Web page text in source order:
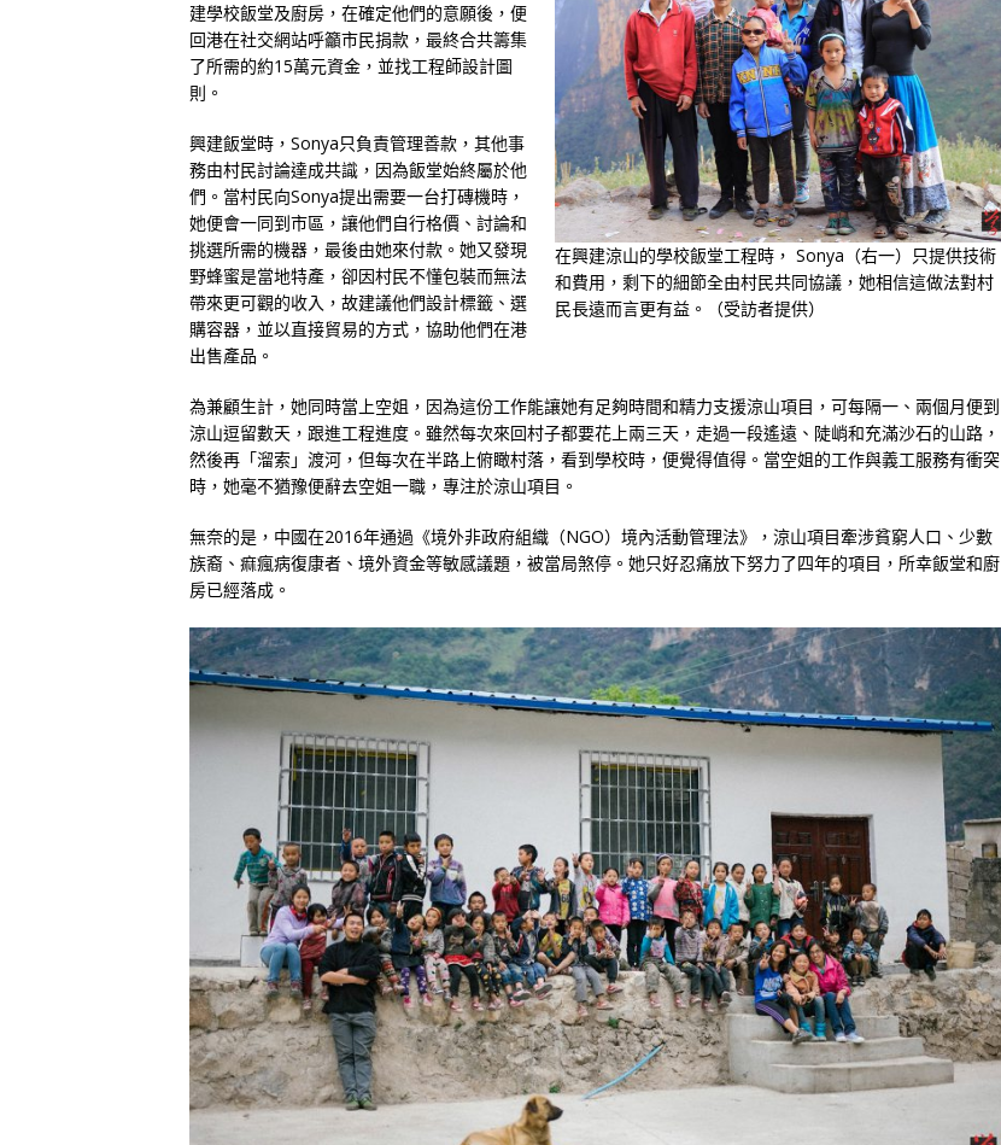
在興建涼山的學校飯堂工程時， Sonya（右一）只提供技術
和費用，剩下的細節全由村民共同協議，她相信這做法對村
民長遠而言更有益。（受訪者提供）
建學校飯堂及廚房，在確定他們的意願後，便
回港在社交網站呼籲市民捐款，最終合共籌集
了所需的約15萬元資金，並找工程師設計圖
則。
興建飯堂時，Sonya只負責管理善款，其他事
務由村民討論達成共識，因為飯堂始終屬於他
們。當村民向Sonya提出需要一台打磚機時，
她便會一同到市區，讓他們自行格價、討論和
挑選所需的機器，最後由她來付款。她又發現
野蜂蜜是當地特產，卻因村民不懂包裝而無法
帶來更可觀的收入，故建議他們設計標籤、選
購容器，並以直接貿易的方式，協助他們在港
出售產品。
為兼顧生計，她同時當上空姐，因為這份工作能讓她有足夠時間和精力支援涼山項目，可每隔一、兩個月便到
涼山逗留數天，跟進工程進度。雖然每次來回村子都要花上兩三天，走過一段遙遠、陡峭和充滿沙石的山路，
然後再「溜索」渡河，但每次在半路上俯瞰村落，看到學校時，便覺得值得。當空姐的工作與義工服務有衝突
時，她毫不猶豫便辭去空姐一職，專注於涼山項目。
無奈的是，中國在2016年通過《境外非政府組織（NGO）境內活動管理法》，涼山項目牽涉貧窮人口、少數
族裔、痲瘋病復康者、境外資金等敏感議題，被當局煞停。她只好忍痛放下努力了四年的項目，所幸飯堂和廚
房已經落成。